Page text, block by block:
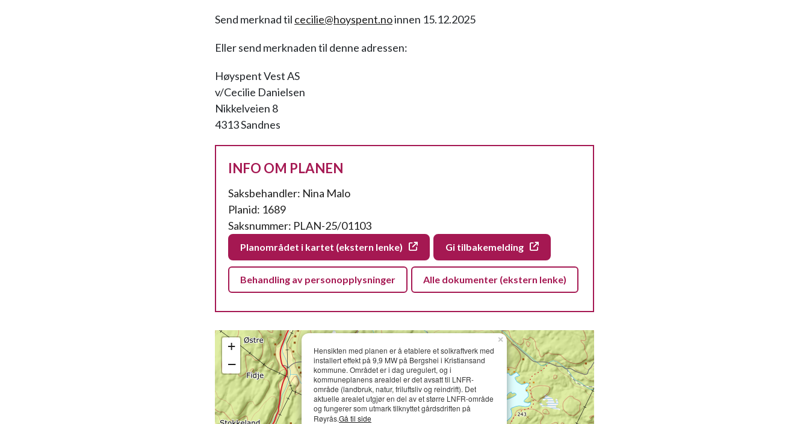
Send merknad til cecilie@hoyspent.noinnen 15.12.2025
Eller send merknaden til denne adressen:
Høyspent Vest AS
v/Cecilie Danielsen
Nikkelveien 8
4313 Sandnes
INFO OM PLANEN
Saksbehandler: Nina Malo
Planid: 1689
Saksnummer: PLAN-25/01103
Planområdet i kartet (ekstern lenke) Gi tilbakemelding
Behandling av personopplysninger Alle dokumenter (ekstern lenke)
Hensikten med planen er å etablere et solkraftverk med
installert effekt på 9,9 MW på Bergshei i Kristiansand
kommune. Området er i dag uregulert, og i
kommuneplanens arealdel er det avsatt til LNFR-
område (landbruk, natur, friluftsliv og reindrift). Det
aktuelle arealet utgjør en del av et større LNFR-område
og fungerer som utmark tilknyttet gårdsdriften på
Røyrås.Gå til side
×
+
−